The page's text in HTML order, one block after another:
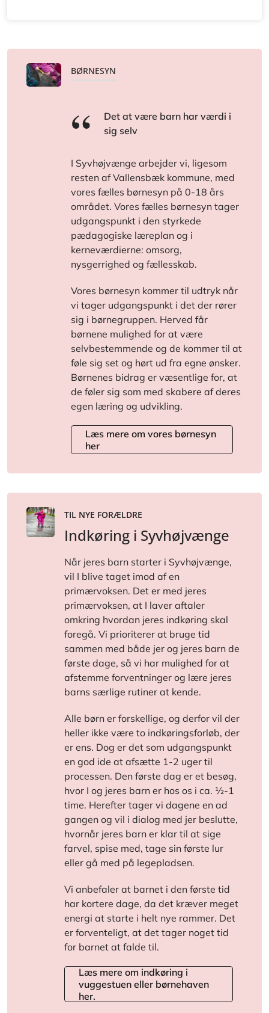
BØRNESYN
Det at være barn har værdi i
sig selv
I Syvhøjvænge arbejder vi, ligesom
resten af Vallensbæk kommune, med
vores fælles børnesyn på 0-18 års
området. Vores fælles børnesyn tager
udgangspunkt i den styrkede
pædagogiske læreplan og i
kerneværdierne: omsorg,
nysgerrighed og fællesskab.
Vores børnesyn kommer til udtryk når
vi tager udgangspunkt i det der rører
sig i børnegruppen. Herved får
børnene mulighed for at være
selvbestemmende og de kommer til at
føle sig set og hørt ud fra egne ønsker.
Børnenes bidrag er væsentlige for, at
de føler sig som med skabere af deres
egen læring og udvikling.
Læs mere om vores børnesyn
her
TIL NYE FORÆLDRE
Indkøring i Syvhøjvænge
Når jeres barn starter i Syvhøjvænge,
vil I blive taget imod af en
primærvoksen. Det er med jeres
primærvoksen, at I laver aftaler
omkring hvordan jeres indkøring skal
foregå. Vi prioriterer at bruge tid
sammen med både jer og jeres barn de
første dage, så vi har mulighed for at
afstemme forventninger og lære jeres
barns særlige rutiner at kende.
Alle børn er forskellige, og derfor vil der
heller ikke være to indkøringsforløb, der
er ens. Dog er det som udgangspunkt
en god ide at afsætte 1-2 uger til
processen. Den første dag er et besøg,
hvor I og jeres barn er hos os i ca. ½-1
time. Herefter tager vi dagene en ad
gangen og vil i dialog med jer beslutte,
hvornår jeres barn er klar til at sige
farvel, spise med, tage sin første lur
eller gå med på legepladsen.
Vi anbefaler at barnet i den første tid
har kortere dage, da det kræver meget
energi at starte i helt nye rammer. Det
er forventeligt, at det tager noget tid
for barnet at falde til.
Læs mere om indkøring i
vuggestuen eller børnehaven
her.